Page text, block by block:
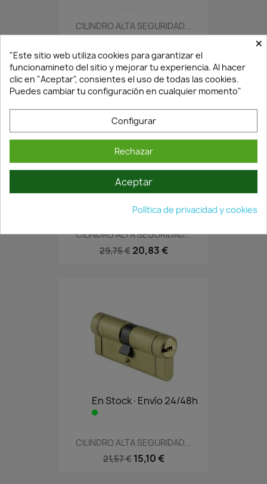
CILINDRO ALTA SEGURIDAD...
¡Últimas Unidades!
CILINDRO ALTA SEGURIDAD...
29,75 € 20,83 €
En Stock·Envío 24/48h
CILINDRO ALTA SEGURIDAD...
21,57 € 15,10 €
×
"Este sitio web utiliza cookies para garantizar el
funcionamineto del sitio y mejorar tu experiencia. Al hacer
clic en "Aceptar", consientes el uso de todas las cookies.
Puedes cambiar tu configuración en cualquier momento"
Configurar
Rechazar
Aceptar
Política de privacidad y cookies